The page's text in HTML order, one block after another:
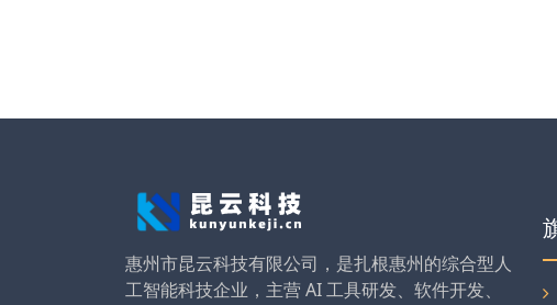
惠州市昆云科技有限公司，是扎根惠州的综合型人
工智能科技企业，主营 AI 工具研发、软件开发、